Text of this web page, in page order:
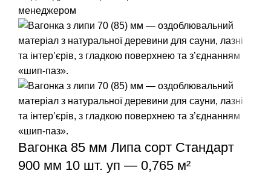
менеджером
Вагонка 85 мм Липа сорт Стандарт
900 мм 10 шт. уп — 0,765 м²